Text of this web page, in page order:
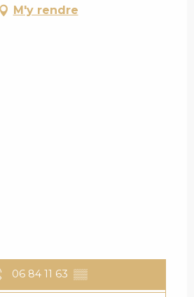
M'y rendre
06 84 11 63 ▒▒